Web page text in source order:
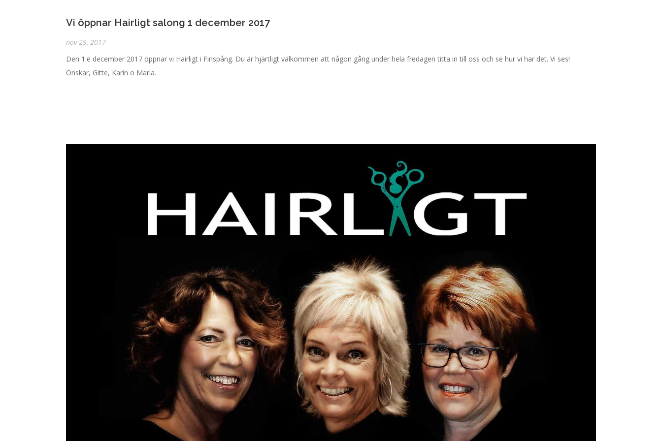
Vi öppnar Hairligt salong 1 december 2017
nov 29, 2017
Den 1:e december 2017 öppnar vi Hairligt i Finspång. Du är hjärtligt välkommen att någon gång under hela fredagen titta in till oss och se hur vi har det. Vi ses!
Önskar, Gitte, Karin o Maria.